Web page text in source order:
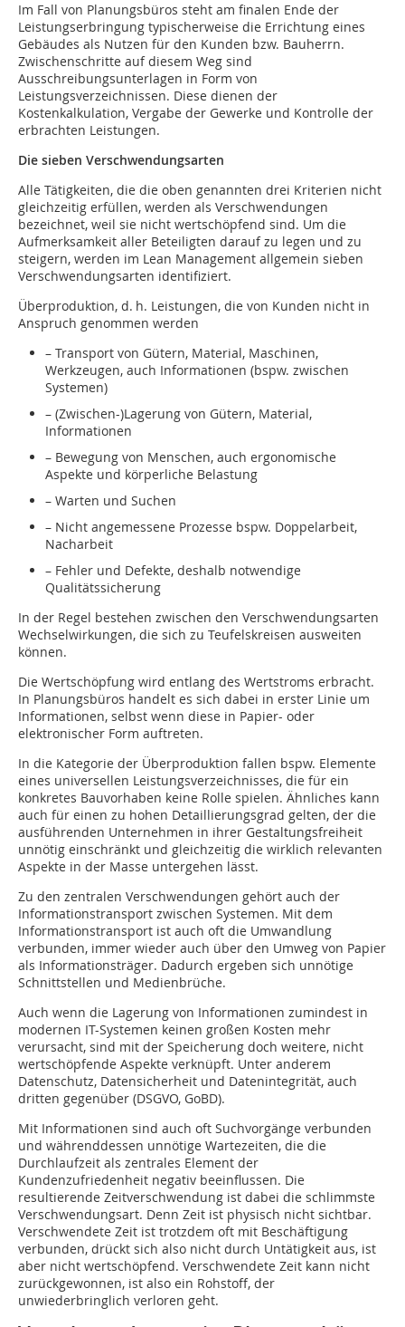
Im Fall von Planungsbüros steht am finalen Ende der
Leistungserbringung typischerweise die Errichtung eines
Gebäudes als Nutzen für den Kunden bzw. Bauherrn.
Zwischenschritte auf diesem Weg sind
Ausschreibungsunterlagen in Form von
Leistungsverzeichnissen. Diese dienen der
Kostenkalkulation, Vergabe der Gewerke und Kontrolle der
erbrachten Leistungen.
Die sieben Verschwendungsarten
Alle Tätigkeiten, die die oben genannten drei Kriterien nicht
gleichzeitig erfüllen, werden als Verschwendungen
bezeichnet, weil sie nicht wertschöpfend sind. Um die
Aufmerksamkeit aller Beteiligten darauf zu legen und zu
steigern, werden im Lean Management allgemein sieben
Verschwendungsarten identifiziert.
Überproduktion, d. h. Leistungen, die von Kunden nicht in
Anspruch genommen werden
– Transport von Gütern, Material, Maschinen,
Werkzeugen, auch Informationen (bspw. zwischen
Systemen)
– (Zwischen-)Lagerung von Gütern, Material,
Informationen
– Bewegung von Menschen, auch ergonomische
Aspekte und körperliche Belastung
– Warten und Suchen
– Nicht angemessene Prozesse bspw. Doppelarbeit,
Nacharbeit
– Fehler und Defekte, deshalb notwendige
Qualitätssicherung
In der Regel bestehen zwischen den Verschwendungsarten
Wechselwirkungen, die sich zu Teufelskreisen ausweiten
können.
Die Wertschöpfung wird entlang des Wertstroms erbracht.
In Planungsbüros handelt es sich dabei in erster Linie um
Informationen, selbst wenn diese in Papier- oder
elektronischer Form auftreten.
In die Kategorie der Überproduktion fallen bspw. Elemente
eines universellen Leistungsverzeichnisses, die für ein
konkretes Bauvorhaben keine Rolle spielen. Ähnliches kann
auch für einen zu hohen Detaillierungsgrad gelten, der die
ausführenden Unternehmen in ihrer Gestaltungsfreiheit
unnötig einschränkt und gleichzeitig die wirklich relevanten
Aspekte in der Masse untergehen lässt.
Zu den zentralen Verschwendungen gehört auch der
Informationstransport zwischen Systemen. Mit dem
Informationstransport ist auch oft die Umwandlung
verbunden, immer wieder auch über den Umweg von Papier
als Informationsträger. Dadurch ergeben sich unnötige
Schnittstellen und Medienbrüche.
Auch wenn die Lagerung von Informationen zumindest in
modernen IT-Systemen keinen großen Kosten mehr
verursacht, sind mit der Speicherung doch weitere, nicht
wertschöpfende Aspekte verknüpft. Unter anderem
Datenschutz, Datensicherheit und Datenintegrität, auch
dritten gegenüber (DSGVO, GoBD).
Mit Informationen sind auch oft Suchvorgänge verbunden
und währenddessen unnötige Wartezeiten, die die
Durchlaufzeit als zentrales Element der
Kundenzufriedenheit negativ beeinflussen. Die
resultierende Zeitverschwendung ist dabei die schlimmste
Verschwendungsart. Denn Zeit ist physisch nicht sichtbar.
Verschwendete Zeit ist trotzdem oft mit Beschäftigung
verbunden, drückt sich also nicht durch Untätigkeit aus, ist
aber nicht wertschöpfend. Verschwendete Zeit kann nicht
zurückgewonnen, ist also ein Rohstoff, der
unwiederbringlich verloren geht.